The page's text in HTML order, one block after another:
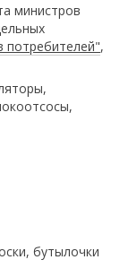
министров
потребителей",
бутылочки